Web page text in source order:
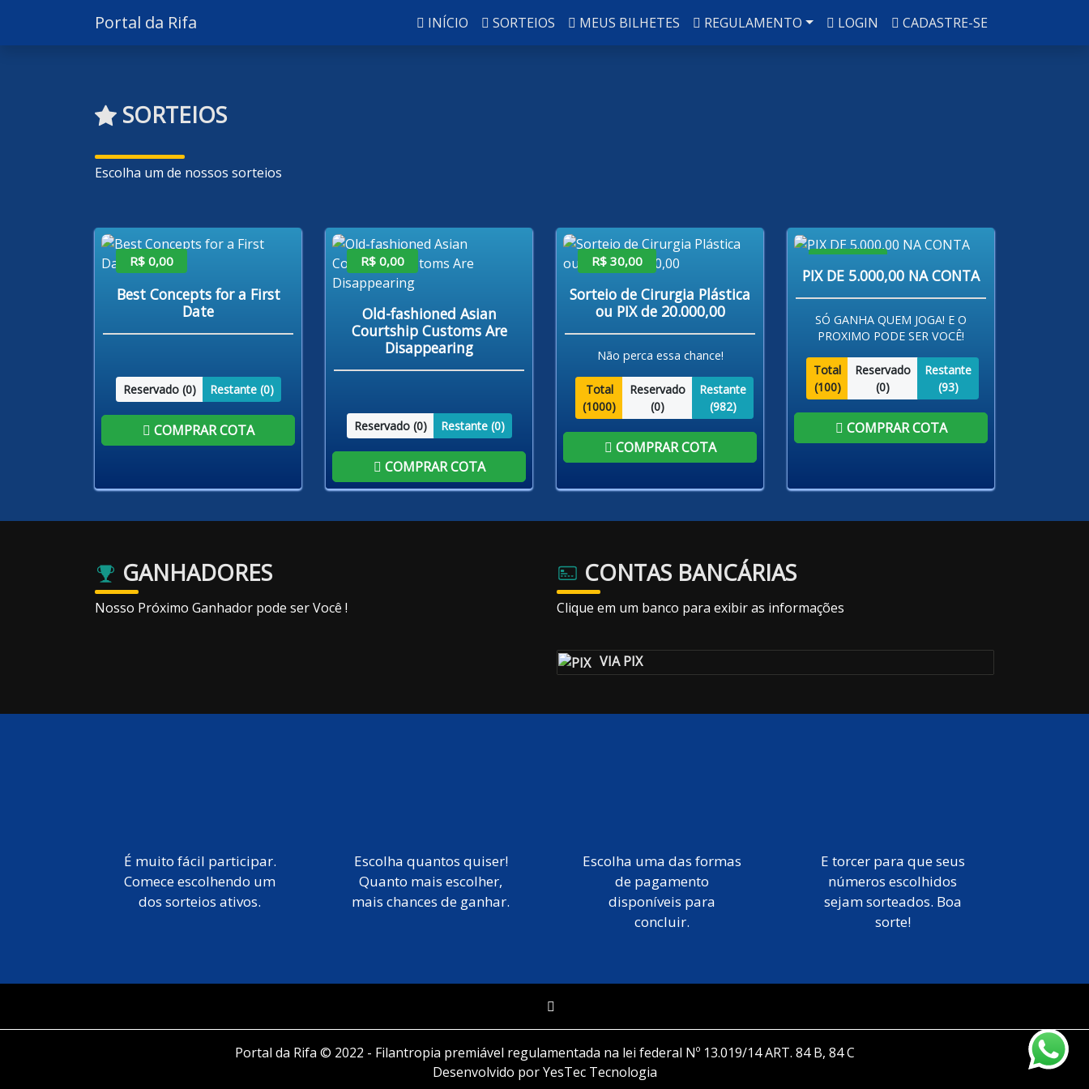
Portal da Rifa INÍCIO SORTEIOS MEUS BILHETES REGULAMENTO LOGIN CADASTRE-SE
SORTEIOS
Escolha um de nossos sorteios
R$ 0,00
Best Concepts for a First
Date
Reservado (0) Restante (0)
COMPRAR COTA
R$ 0,00
Old-fashioned Asian
Courtship Customs Are
Disappearing
Reservado (0) Restante (0)
COMPRAR COTA
R$ 30,00
Sorteio de Cirurgia Plástica
ou PIX de 20.000,00
Não perca essa chance!
Total
(1000)
Reservado
(0)
Restante
(982)
COMPRAR COTA
PIX DE 5.000,00 NA CONTA
SÓ GANHA QUEM JOGA! E O
PROXIMO PODE SER VOCÊ!
Total
(100)
Reservado
(0)
Restante
(93)
COMPRAR COTA
GANHADORES
Nosso Próximo Ganhador pode ser Você !
CONTAS BANCÁRIAS
Clique em um banco para exibir as informações
VIA PIX
É muito fácil participar.
Comece escolhendo um
dos sorteios ativos.
Escolha quantos quiser!
Quanto mais escolher,
mais chances de ganhar.
Escolha uma das formas
de pagamento
disponíveis para
concluir.
E torcer para que seus
números escolhidos
sejam sorteados. Boa
sorte!
Portal da Rifa © 2022 - Filantropia premiável regulamentada na lei federal Nº 13.019/14 ART. 84 B, 84 C
Desenvolvido por YesTec Tecnologia